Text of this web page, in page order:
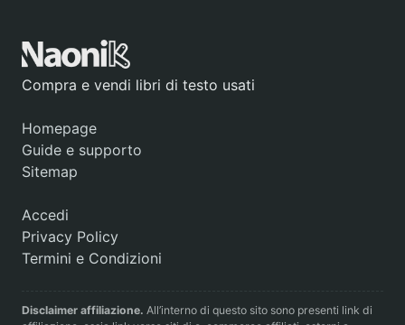
Compra e vendi libri di testo usati
Homepage
Guide e supporto
Sitemap
Accedi
Privacy Policy
Termini e Condizioni